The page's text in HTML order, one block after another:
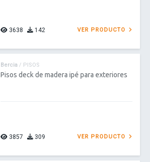
3638 142 VER PRODUCTO
Bercia / PISOS
Pisos deck de madera ipé para exteriores
3857 309 VER PRODUCTO